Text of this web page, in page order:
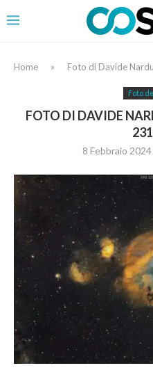
Home » Foto di Davide
Foto
FOTO DI DAVIDE
8 Febbraio 2024